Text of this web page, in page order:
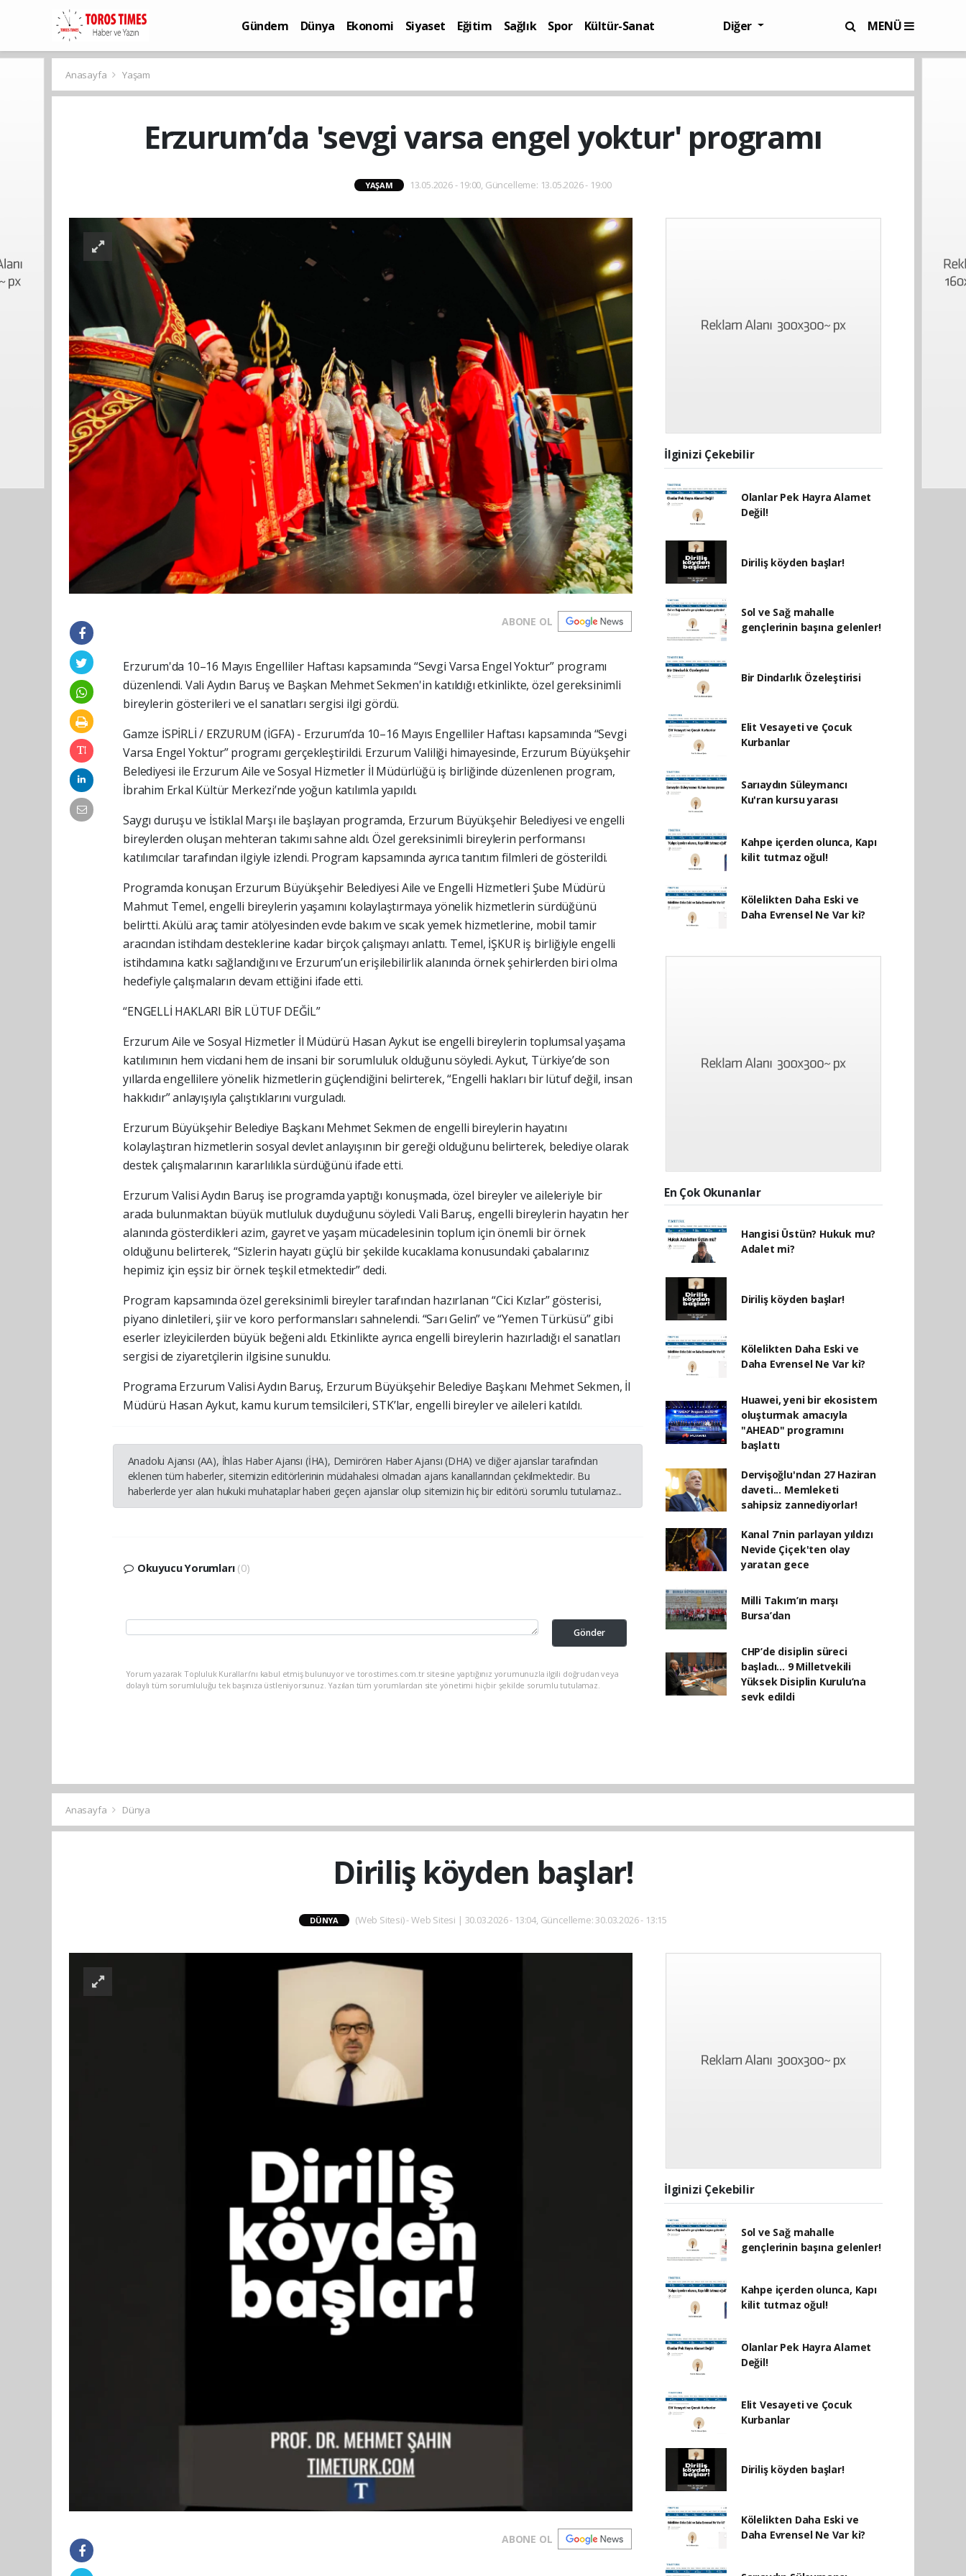
Gündem Dünya Ekonomi Siyaset Eğitim Sağlık Spor
Kültür-Sanat
Diğer MENÜ
Anasayfa Yaşam
Erzurum’da 'sevgi varsa engel yoktur' programı
YAŞAM 13.05.2026 - 19:00, Güncelleme: 13.05.2026 - 19:00
ABONE OL
Erzurum'da 10–16 Mayıs Engelliler Haftası kapsamında “Sevgi Varsa Engel Yoktur” programı
düzenlendi. Vali Aydın Baruş ve Başkan Mehmet Sekmen'in katıldığı etkinlikte, özel gereksinimli
bireylerin gösterileri ve el sanatları sergisi ilgi gördü.
Gamze İSPİRLİ / ERZURUM (İGFA) - Erzurum’da 10–16 Mayıs Engelliler Haftası kapsamında “Sevgi
Varsa Engel Yoktur” programı gerçekleştirildi. Erzurum Valiliği himayesinde, Erzurum Büyükşehir
Belediyesi ile Erzurum Aile ve Sosyal Hizmetler İl Müdürlüğü iş birliğinde düzenlenen program,
İbrahim Erkal Kültür Merkezi’nde yoğun katılımla yapıldı.
Saygı duruşu ve İstiklal Marşı ile başlayan programda, Erzurum Büyükşehir Belediyesi ve engelli
bireylerden oluşan mehteran takımı sahne aldı. Özel gereksinimli bireylerin performansı
katılımcılar tarafından ilgiyle izlendi. Program kapsamında ayrıca tanıtım filmleri de gösterildi.
Programda konuşan Erzurum Büyükşehir Belediyesi Aile ve Engelli Hizmetleri Şube Müdürü
Mahmut Temel, engelli bireylerin yaşamını kolaylaştırmaya yönelik hizmetlerin sürdüğünü
belirtti. Akülü araç tamir atölyesinden evde bakım ve sıcak yemek hizmetlerine, mobil tamir
aracından istihdam desteklerine kadar birçok çalışmayı anlattı. Temel, İŞKUR iş birliğiyle engelli
istihdamına katkı sağlandığını ve Erzurum’un erişilebilirlik alanında örnek şehirlerden biri olma
hedefiyle çalışmaların devam ettiğini ifade etti.
“ENGELLİ HAKLARI BİR LÜTUF DEĞİL”
Erzurum Aile ve Sosyal Hizmetler İl Müdürü Hasan Aykut ise engelli bireylerin toplumsal yaşama
katılımının hem vicdani hem de insani bir sorumluluk olduğunu söyledi. Aykut, Türkiye’de son
yıllarda engellilere yönelik hizmetlerin güçlendiğini belirterek, “Engelli hakları bir lütuf değil, insan
hakkıdır” anlayışıyla çalıştıklarını vurguladı.
Erzurum Büyükşehir Belediye Başkanı Mehmet Sekmen de engelli bireylerin hayatını
kolaylaştıran hizmetlerin sosyal devlet anlayışının bir gereği olduğunu belirterek, belediye olarak
destek çalışmalarının kararlılıkla sürdüğünü ifade etti.
Erzurum Valisi Aydın Baruş ise programda yaptığı konuşmada, özel bireyler ve aileleriyle bir
arada bulunmaktan büyük mutluluk duyduğunu söyledi. Vali Baruş, engelli bireylerin hayatın her
alanında gösterdikleri azim, gayret ve yaşam mücadelesinin toplum için önemli bir örnek
olduğunu belirterek, “Sizlerin hayatı güçlü bir şekilde kucaklama konusundaki çabalarınız
hepimiz için eşsiz bir örnek teşkil etmektedir” dedi.
Program kapsamında özel gereksinimli bireyler tarafından hazırlanan “Cici Kızlar” gösterisi,
piyano dinletileri, şiir ve koro performansları sahnelendi. “Sarı Gelin” ve “Yemen Türküsü” gibi
eserler izleyicilerden büyük beğeni aldı. Etkinlikte ayrıca engelli bireylerin hazırladığı el sanatları
sergisi de ziyaretçilerin ilgisine sunuldu.
Programa Erzurum Valisi Aydın Baruş, Erzurum Büyükşehir Belediye Başkanı Mehmet Sekmen, İl
Müdürü Hasan Aykut, kamu kurum temsilcileri, STK’lar, engelli bireyler ve aileleri katıldı.
Anadolu Ajansı (AA), İhlas Haber Ajansı (İHA), Demirören Haber Ajansı (DHA) ve diğer ajanslar tarafından
eklenen tüm haberler, sitemizin editörlerinin müdahalesi olmadan ajans kanallarından çekilmektedir. Bu
haberlerde yer alan hukuki muhataplar haberi geçen ajanslar olup sitemizin hiç bir editörü sorumlu tutulamaz...
Okuyucu Yorumları (0)
Gönder
Yorum yazarak Topluluk Kuralları’nı kabul etmiş bulunuyor ve torostimes.com.tr sitesine yaptığınız yorumunuzla ilgili doğrudan veya
dolaylı tüm sorumluluğu tek başınıza üstleniyorsunuz. Yazılan tüm yorumlardan site yönetimi hiçbir şekilde sorumlu tutulamaz.
İlginizi Çekebilir
Olanlar Pek Hayra Alamet
Değil!
Diriliş köyden başlar!
Sol ve Sağ mahalle
gençlerinin başına gelenler!
Bir Dindarlık Özeleştirisi
Elit Vesayeti ve Çocuk
Kurbanlar
Sarıaydın Süleymancı
Ku'ran kursu yarası
Kahpe içerden olunca, Kapı
kilit tutmaz oğul!
Kölelikten Daha Eski ve
Daha Evrensel Ne Var ki?
En Çok Okunanlar
Hangisi Üstün? Hukuk mu?
Adalet mi?
Diriliş köyden başlar!
Kölelikten Daha Eski ve
Daha Evrensel Ne Var ki?
Huawei, yeni bir ekosistem
oluşturmak amacıyla
"AHEAD" programını
başlattı
Dervişoğlu'ndan 27 Haziran
daveti... Memleketi
sahipsiz zannediyorlar!
Kanal 7’nin parlayan yıldızı
Nevide Çiçek'ten olay
yaratan gece
Milli Takım’ın marşı
Bursa’dan
CHP’de disiplin süreci
başladı... 9 Milletvekili
Yüksek Disiplin Kurulu’na
sevk edildi
Anasayfa Dünya
Diriliş köyden başlar!
DÜNYA (Web Sitesi) - Web Sitesi | 30.03.2026 - 13:04, Güncelleme: 30.03.2026 - 13:15
ABONE OL
İlginizi Çekebilir
Sol ve Sağ mahalle
gençlerinin başına gelenler!
Kahpe içerden olunca, Kapı
kilit tutmaz oğul!
Olanlar Pek Hayra Alamet
Değil!
Elit Vesayeti ve Çocuk
Kurbanlar
Diriliş köyden başlar!
Kölelikten Daha Eski ve
Daha Evrensel Ne Var ki?